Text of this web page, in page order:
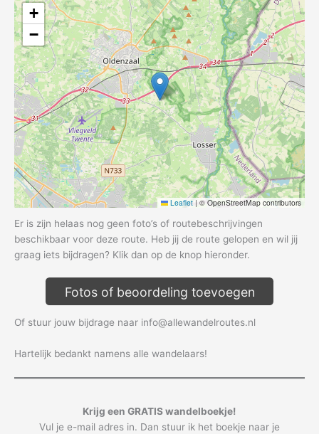
+
−
Leaflet | © OpenStreetMap contributors
Er is zijn helaas nog geen foto’s of routebeschrijvingen
beschikbaar voor deze route. Heb jij de route gelopen en wil jij
graag iets bijdragen? Klik dan op de knop hieronder.
Fotos of beoordeling toevoegen
Of stuur jouw bijdrage naar info@allewandelroutes.nl
Hartelijk bedankt namens alle wandelaars!
Krijg een GRATIS wandelboekje!
Vul je e-mail adres in. Dan stuur ik het boekje naar je